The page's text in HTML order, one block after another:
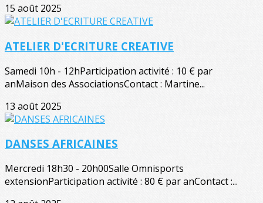
15 août 2025
ATELIER D'ECRITURE CREATIVE
Samedi 10h - 12hParticipation activité : 10 € par
anMaison des AssociationsContact : Martine...
13 août 2025
DANSES AFRICAINES
Mercredi 18h30 - 20h00Salle Omnisports
extensionParticipation activité : 80 € par anContact :...